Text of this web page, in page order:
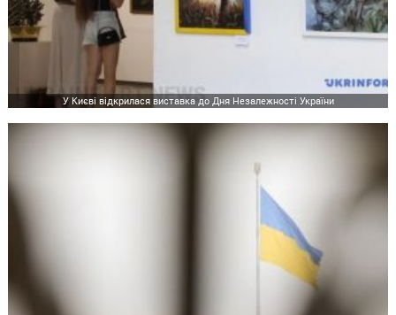
У Києві відкрилася виставка до Дня Незалежності України